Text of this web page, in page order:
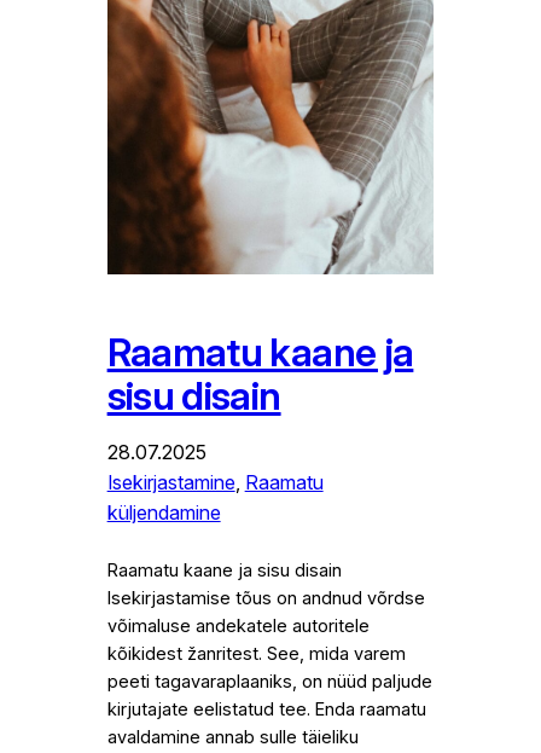
Raamatu kaane ja
sisu disain
28.07.2025
Isekirjastamine, Raamatu
küljendamine
Raamatu kaane ja sisu disain
Isekirjastamise tõus on andnud võrdse
võimaluse andekatele autoritele
kõikidest žanritest. See, mida varem
peeti tagavaraplaaniks, on nüüd paljude
kirjutajate eelistatud tee. Enda raamatu
avaldamine annab sulle täieliku